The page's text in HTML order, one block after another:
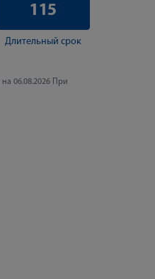
115
Длительный срок
06.08.2026 При